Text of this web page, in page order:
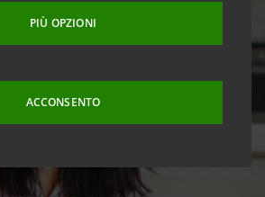
PIÙ OPZIONI
ACCONSENTO